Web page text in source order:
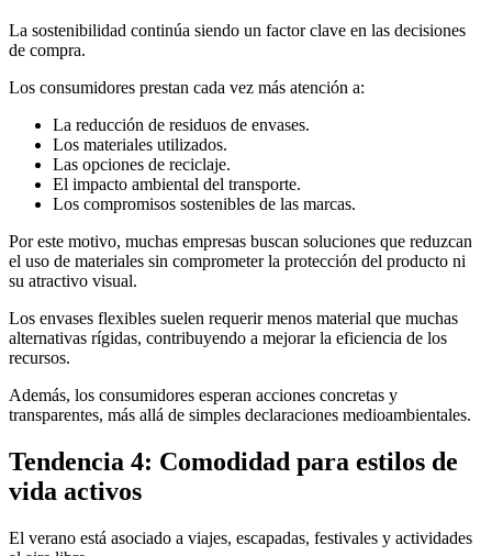
La sostenibilidad continúa siendo un factor clave en las decisiones
de compra.
Los consumidores prestan cada vez más atención a:
La reducción de residuos de envases.
Los materiales utilizados.
Las opciones de reciclaje.
El impacto ambiental del transporte.
Los compromisos sostenibles de las marcas.
Por este motivo, muchas empresas buscan soluciones que reduzcan
el uso de materiales sin comprometer la protección del producto ni
su atractivo visual.
Los envases flexibles suelen requerir menos material que muchas
alternativas rígidas, contribuyendo a mejorar la eficiencia de los
recursos.
Además, los consumidores esperan acciones concretas y
transparentes, más allá de simples declaraciones medioambientales.
Tendencia 4: Comodidad para estilos de
vida activos
El verano está asociado a viajes, escapadas, festivales y actividades